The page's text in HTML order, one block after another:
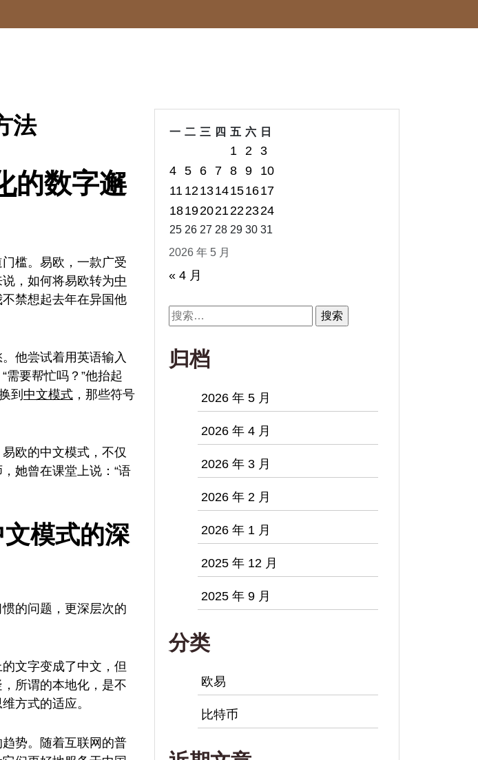
法
的数字邂
槛。易欧，一款广受
，如何将易欧转为中
禁想起去年在异国他
他尝试着用英语输入
要帮忙吗？”他抬起
到 中文模式 ，那些符号
欧的中文模式，不仅
她曾在课堂上说：“语
模式的深
的问题，更深层次的
文字变成了中文，但
所谓的本地化，是不
方式的适应。
势。随着互联网的普
2026 年 5 月
一 二 三 四 五 六 日
1 2
3
4 5 6 7 8 9
10
11 12 1314151617
18192021 22 2324
25 26 27 28 29 30 31
« 4 月
搜
索：
归档
2026 年 5 月
2026 年 4 月
2026 年 3 月
2026 年 2 月
2026 年 1 月
2025 年 12 月
2025 年 9 月
分类
欧易
比特币